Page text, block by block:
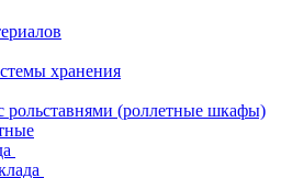
хранения
(роллетные шкафы)